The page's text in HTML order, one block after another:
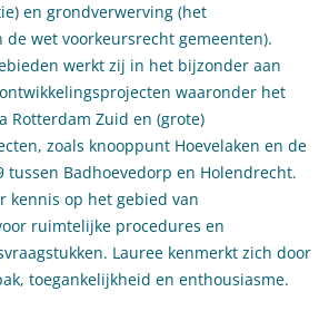
en grondverwerving (het
wet voorkeursrecht gemeenten).
werkt zij in het bijzonder aan
waaronder het
Rotterdam Zuid en (grote)
zoals knooppunt Hoevelaken en de
tussen Badhoevedorp en Holendrecht.
kennis op het gebied van
ruimtelijke procedures en
Lauree kenmerkt zich door
toegankelijkheid en enthousiasme.